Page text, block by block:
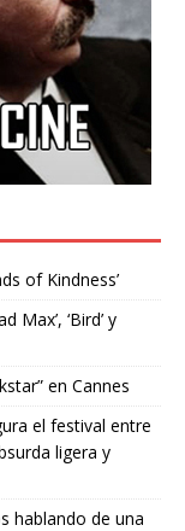
of Kindness’
Max’, ‘Bird’ y
en Cannes
el festival entre
ligera y
hablando de una